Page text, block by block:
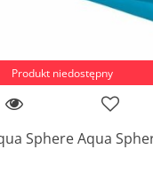
Produkt niedostępny
Sphere Aqua